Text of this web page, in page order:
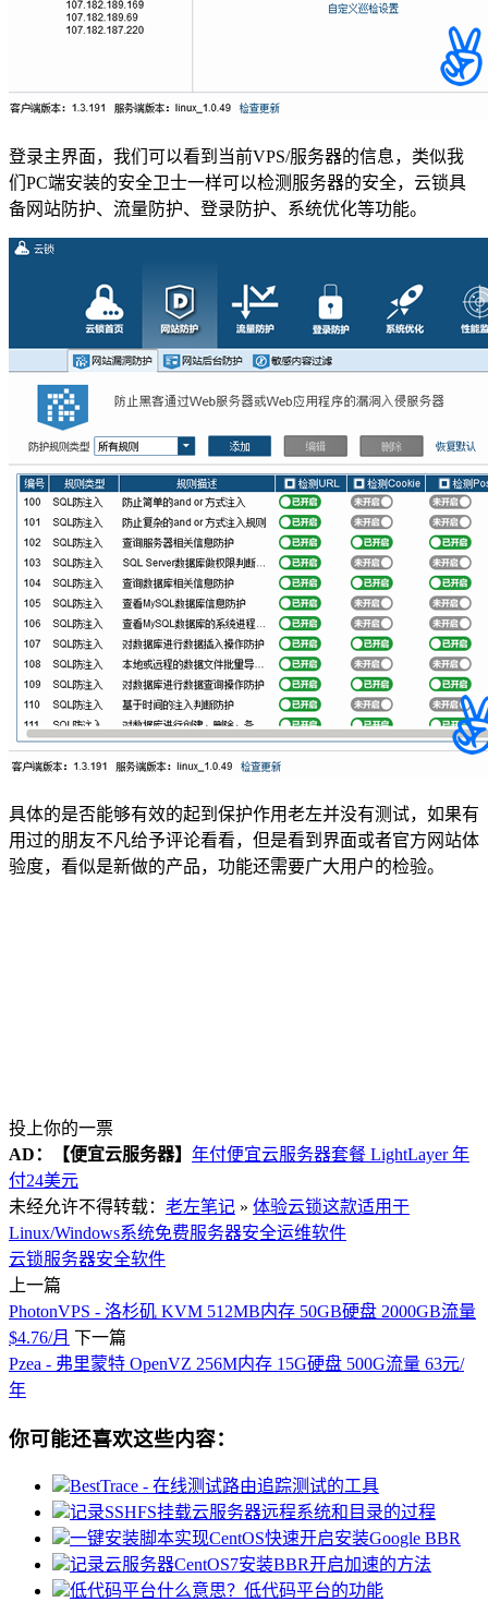
登录主界面，我们可以看到当前VPS/服务器的信息，类似我
们PC端安装的安全卫士一样可以检测服务器的安全，云锁具
备网站防护、流量防护、登录防护、系统优化等功能。
具体的是否能够有效的起到保护作用老左并没有测试，如果有
用过的朋友不凡给予评论看看，但是看到界面或者官方网站体
验度，看似是新做的产品，功能还需要广大用户的检验。
投上你的一票
AD：
【便宜云服务器】 年付便宜云服务器套餐 LightLayer 年
付24美元
未经允许不得转载： 老左笔记 » 体验云锁这款适用于
Linux/Windows系统免费服务器安全运维软件
云锁服务器安全软件
上一篇
PhotonVPS - 洛杉矶 KVM 512MB内存 50GB硬盘 2000GB流量
$4.76/月 下一篇
Pzea - 弗里蒙特 OpenVZ 256M内存 15G硬盘 500G流量 63元/
年
你可能还喜欢这些内容：
BestTrace - 在线测试路由追踪测试的工具
记录SSHFS挂载云服务器远程系统和目录的过程
一键安装脚本实现CentOS快速开启安装Google BBR
记录云服务器CentOS7安装BBR开启加速的方法
低代码平台什么意思？低代码平台的功能